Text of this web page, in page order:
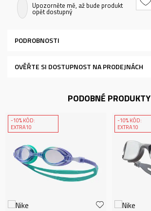
Upozorněte mě, až bude produkt
opět dostupný
PODROBNOSTI
OVĚŘTE SI DOSTUPNOST NA PRODEJNÁCH
PODOBNÉ PRODUKTY
-10% KÓD:
EXTRA10
-10% KÓD:
EXTRA10